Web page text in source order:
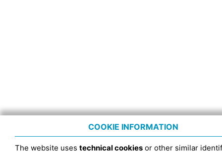
COOKIE INFORMATION
The website uses technical cookies or other similar